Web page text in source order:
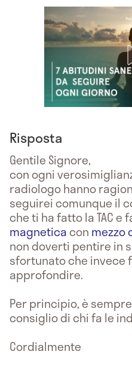
Risposta
Gentile Signore,
con ogni
radiologo hanno
seguirei comunque il
che ti ha fatto la TAC e
magneticacon mezzo
non doverti pentire in
sfortunato che invece
approfondire.
Per principio, è
consiglio di chi fa le
Cordialmente